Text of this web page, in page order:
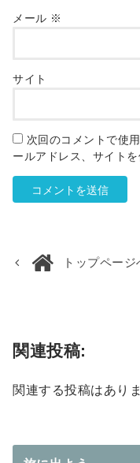
メール ※
サイト
次回のコメントで使
ールアドレス、サイトを
トップページ
関連投稿:
関連する投稿はあり